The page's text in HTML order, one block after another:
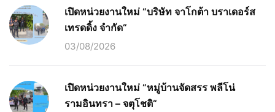
เปิดหน่วยงานใหม่ “บริษัท จาโกต้า บราเดอร์ส
เทรดดิ้ง จำกัด“
03/08/2026
เปิดหน่วยงานใหม่ “หมู่บ้านจัดสรร พลีโน่
รามอินทรา – จตุโชติ“